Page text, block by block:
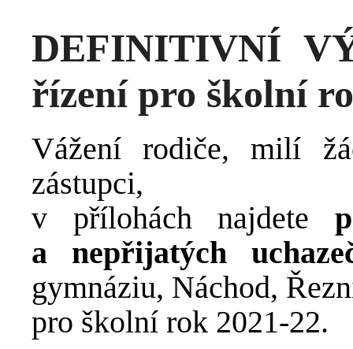
DEFINITIVNÍ
řízení pro školní
Vážení rodiče, milí
zástupci,
v přílohách najdete
a nepřijatých
gymnáziu, Náchod,
pro školní rok 2021-22.